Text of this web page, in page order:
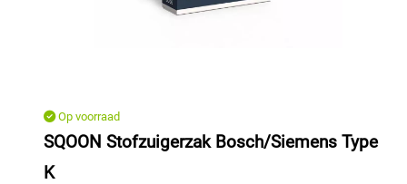
Op voorraad
SQOON Stofzuigerzak Bosch/Siemens Type
K